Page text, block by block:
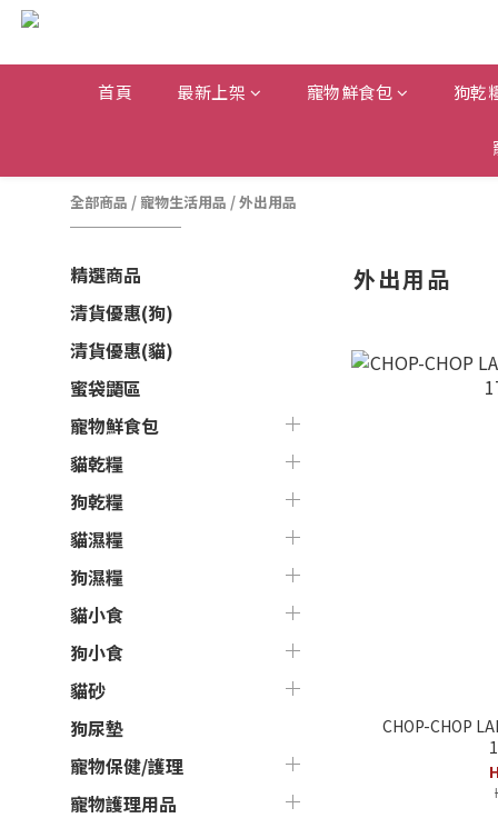
首頁 最新上架 寵物鮮食包 狗乾
全部商品 / 寵物生活用品 /外出用品
精選商品
清貨優惠(狗)
清貨優惠(貓)
蜜袋鼯區
寵物鮮食包
貓乾糧
狗乾糧
貓濕糧
狗濕糧
貓小食
狗小食
貓砂
狗尿墊
寵物保健/護理
寵物護理用品
外出用品
CHOP-CHOP